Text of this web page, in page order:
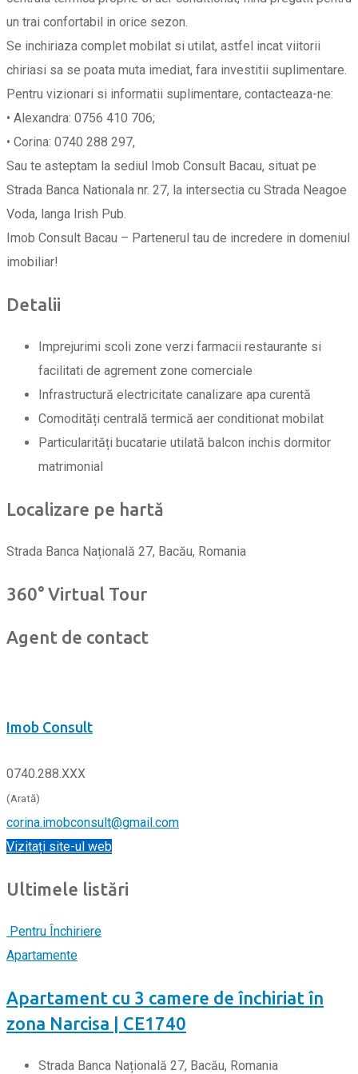
un trai confortabil in orice sezon.
Se inchiriaza complet mobilat si utilat, astfel incat viitorii
chiriasi sa se poata muta imediat, fara investitii suplimentare.
Pentru vizionari si informatii suplimentare, contacteaza-ne:
• Alexandra: 0756 410 706;
• Corina: 0740 288 297,
Sau te asteptam la sediul Imob Consult Bacau, situat pe
Strada Banca Nationala nr. 27, la intersectia cu Strada Neagoe
Voda, langa Irish Pub.
Imob Consult Bacau – Partenerul tau de incredere in domeniul
imobiliar!
Detalii
Imprejurimi scoli zone verzi farmacii restaurante si
facilitati de agrement zone comerciale
Infrastructură electricitate canalizare apa curentă
Comodități centrală termică aer conditionat mobilat
Particularități bucatarie utilată balcon inchis dormitor
matrimonial
Localizare pe hartă
Strada Banca Națională 27, Bacău, Romania
360° Virtual Tour
Agent de contact
Imob Consult
0740.288.XXX
(Arată)
corina.imobconsult@gmail.com
Vizitați site-ul web
Ultimele listări
Pentru Închiriere
Apartamente
Apartament cu 3 camere de închiriat în
zona Narcisa | CE1740
Strada Banca Națională 27, Bacău, Romania